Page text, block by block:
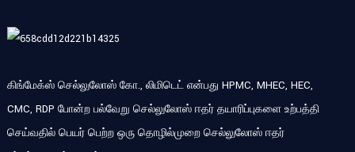
கிங்மேக்ஸ் செல்லுலோஸ் கோ., லிமிடெட் என்பது HPMC, MHEC, HEC,
CMC, RDP போன்ற பல்வேறு செல்லுலோஸ் ஈதர் தயாரிப்புகளை உற்பத்தி
செய்வதில் பெயர் பெற்ற ஒரு தொழில்முறை செல்லுலோஸ் ஈதர்